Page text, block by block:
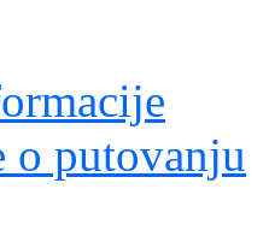
o putovanju